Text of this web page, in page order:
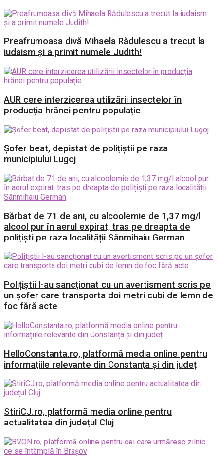
Preafrumoasa divă Mihaela Rădulescu a trecut la
iudaism și a primit numele Judith!
AUR cere interzicerea utilizării insectelor în
producția hrănei pentru populație
Șofer beat, depistat de polițiștii pe raza
municipiului Lugoj
Bărbat de 71 de ani, cu alcoolemie de 1,37 mg/l
alcool pur în aerul expirat, tras pe dreapta de
polițiști pe raza localității Sânmihaiu German
Polițiștii l-au sancționat cu un avertisment scris pe
un șofer care transporta doi metri cubi de lemn de
foc fără acte
HelloConstanta.ro, platformă media online pentru
informațiile relevante din Constanța și din județ
StiriCJ.ro, platformă media online pentru
actualitatea din județul Cluj